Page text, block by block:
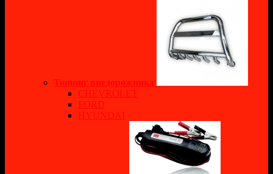
Тюнинг внедорожника
CHEVROLET
FORD
HYUNDAI